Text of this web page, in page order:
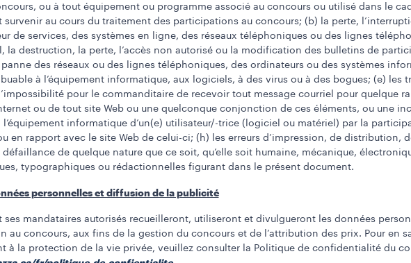
ou à tout équipement ou programme associé au concours ou utilisé dans le
survenir au cours du traitement des participations au concours; (b) la perte,
de services, des systèmes en ligne, des réseaux téléphoniques ou des lignes
la destruction, la perte, l’accès non autorisé ou la modification des bulletins de
des réseaux ou des lignes téléphoniques, des ordinateurs ou des systèmes
à l’équipement informatique, aux logiciels, à des virus ou à des bogues; (e) les
pour le commanditaire de recevoir tout message courriel pour quelque
ou de tout site Web ou une quelconque conjonction de ces éléments, ou une
l’équipement informatique d’un(e) utilisateur/-trice (logiciel ou matériel) par la
en rapport avec le site Web de celui-ci; (h) les erreurs d’impression, de
de quelque nature que ce soit, qu’elle soit humaine, mécanique,
typographiques ou rédactionnelles figurant dans le présent document.
personnelles et diffusion de la publicité
ses mandataires autorisés recueilleront, utiliseront et divulgueront les données
au concours, aux fins de la gestion du concours et de l’attribution des prix. Pour en
à la protection de la vie privée, veuillez consulter la Politique de confidentialité du